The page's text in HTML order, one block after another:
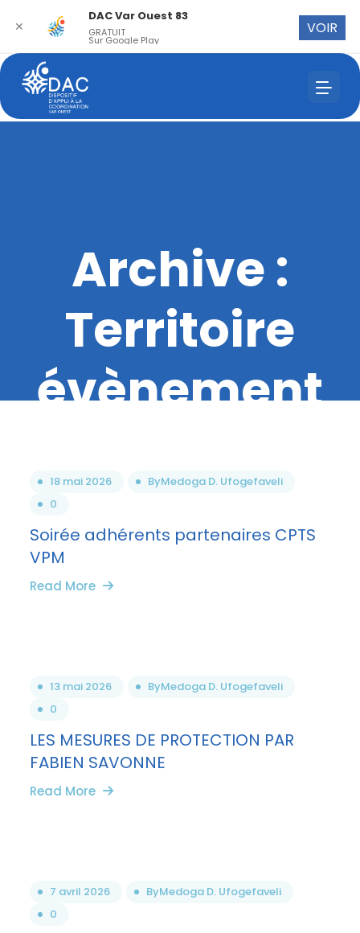
Archive :
Territoire
évènement
Hyérois
18 mai 2026 ByMedoga D. Ufogefaveli
0
Soirée adhérents partenaires CPTS
VPM
Read More
13 mai 2026 ByMedoga D. Ufogefaveli
0
LES MESURES DE PROTECTION PAR
FABIEN SAVONNE
Read More
7 avril 2026 ByMedoga D. Ufogefaveli
0
✕
DAC Var Ouest 83
GRATUIT
Sur Google Play
VOIR